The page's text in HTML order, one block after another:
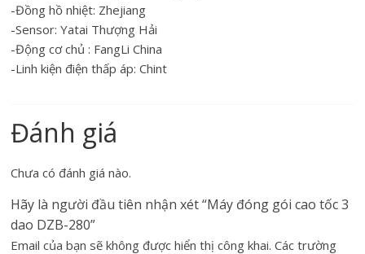
-Đồng hồ nhiệt: Zhejiang
-Sensor: Yatai Thượng Hải
-Động cơ chủ : FangLi China
-Linh kiện điện thấp áp: Chint
Đánh giá
Chưa có đánh giá nào.
Hãy là người đầu tiên nhận xét “Máy đóng gói cao tốc 3
dao DZB-280”
Email của bạn sẽ không được hiển thị công khai. Các trường